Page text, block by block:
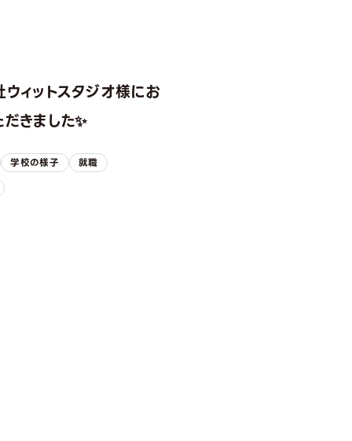
ィットスタジオ様にお
きました✨
学校の様子
就職